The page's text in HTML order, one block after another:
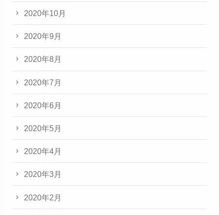
2020年10月
2020年9月
2020年8月
2020年7月
2020年6月
2020年5月
2020年4月
2020年3月
2020年2月